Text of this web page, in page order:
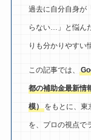
過去に自分自身が
らない…」と悩ん
りも分かりやすい
この記事では、
都の補助金最新情
模） をもとに、東
を、プロの視点で